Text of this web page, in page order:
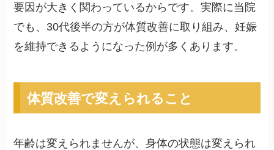
要因が大きく関わっているからです。実際に当院
でも、30代後半の方が体質改善に取り組み、妊娠
を維持できるようになった例が多くあります。
体質改善で変えられること
年齢は変えられませんが、身体の状態は変えられ